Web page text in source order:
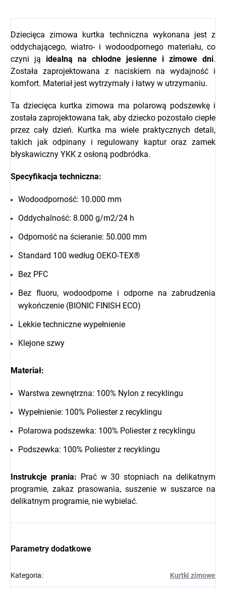
Dziecięca zimowa kurtka techniczna wykonana jest z
oddychającego, wiatro- i wodoodpornego materiału, co
czyni ją idealną na chłodne jesienne i zimowe dni.
Została zaprojektowana z naciskiem na wydajność i
komfort. Materiał jest wytrzymały i łatwy w utrzymaniu.
Ta dziecięca kurtka zimowa ma polarową podszewkę i
została zaprojektowana tak, aby dziecko pozostało ciepłe
przez cały dzień. Kurtka ma wiele praktycznych detali,
takich jak odpinany i regulowany kaptur oraz zamek
błyskawiczny YKK z osłoną podbródka.
Specyfikacja techniczna:
Wodoodporność: 10.000 mm
Oddychalność: 8.000 g/m2/24 h
Odporność na ścieranie: 50.000 mm
Standard 100 według OEKO-TEX®
Bez PFC
Bez fluoru, wodoodporne i odporne na zabrudzenia
wykończenie (BIONIC FINISH ECO)
Lekkie techniczne wypełnienie
Klejone szwy
Materiał:
Warstwa zewnętrzna: 100% Nylon z recyklingu
Wypełnienie: 100% Poliester z recyklingu
Polarowa podszewka: 100% Poliester z recyklingu
Podszewka: 100% Poliester z recyklingu
Instrukcje prania: Prać w 30 stopniach na delikatnym
programie, zakaz prasowania, suszenie w suszarce na
delikatnym programie, nie wybielać.
Parametry dodatkowe
Kategoria: Kurtki zimowe